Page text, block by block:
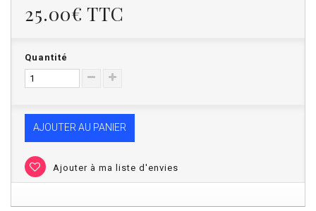
25.00€ TTC
Quantité
AJOUTER AU PANIER
Ajouter à ma liste d'envies